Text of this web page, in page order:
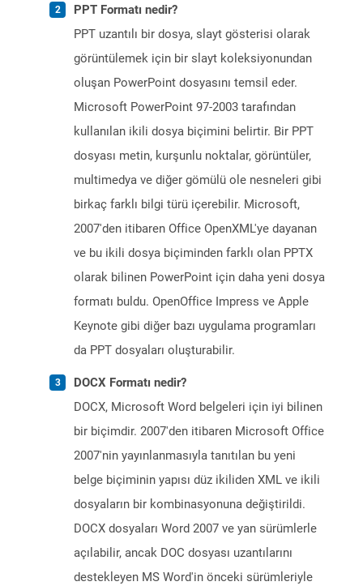
PPT Formatı nedir?
PPT uzantılı bir dosya, slayt gösterisi olarak
görüntülemek için bir slayt koleksiyonundan
oluşan PowerPoint dosyasını temsil eder.
Microsoft PowerPoint 97-2003 tarafından
kullanılan ikili dosya biçimini belirtir. Bir PPT
dosyası metin, kurşunlu noktalar, görüntüler,
multimedya ve diğer gömülü ole nesneleri gibi
birkaç farklı bilgi türü içerebilir. Microsoft,
2007'den itibaren Office OpenXML'ye dayanan
ve bu ikili dosya biçiminden farklı olan PPTX
olarak bilinen PowerPoint için daha yeni dosya
formatı buldu. OpenOffice Impress ve Apple
Keynote gibi diğer bazı uygulama programları
da PPT dosyaları oluşturabilir.
DOCX Formatı nedir?
DOCX, Microsoft Word belgeleri için iyi bilinen
bir biçimdir. 2007'den itibaren Microsoft Office
2007'nin yayınlanmasıyla tanıtılan bu yeni
belge biçiminin yapısı düz ikiliden XML ve ikili
dosyaların bir kombinasyonuna değiştirildi.
DOCX dosyaları Word 2007 ve yan sürümlerle
açılabilir, ancak DOC dosyası uzantılarını
destekleyen MS Word'in önceki sürümleriyle